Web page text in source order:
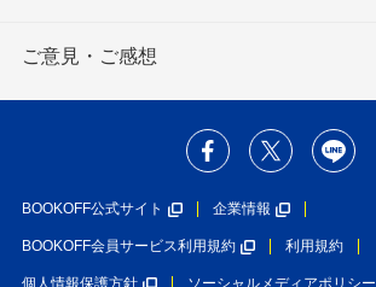
ご意見・ご感想
BOOKOFF公式サイト 企業情報
BOOKOFF会員サービス利用規約 利用規約
個人情報保護方針 ソーシャルメディアポリシー